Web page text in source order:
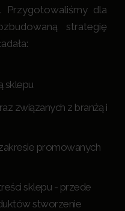
Przygotowaliśmy dla
strategię
sklepu
związanych z branżą i
promowanych
sklepu - przede
stworzenie